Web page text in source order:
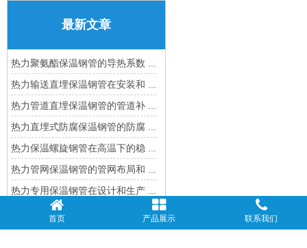
最新文章
热力聚氨酯保温钢管的导热系数 ...
热力输送直埋保温钢管在安装和 ...
热力管道直埋保温钢管的管道补 ...
热力直埋式防腐保温钢管的防腐 ...
热力保温螺旋钢管在高温下的稳 ...
热力管网保温钢管的管网布局和 ...
热力专用保温钢管在设计和生产 ...
热力改造用保温钢管在旧城改造 ...
热力工程用保温钢管如何满足不 ...
首页 产品展示 联系我们